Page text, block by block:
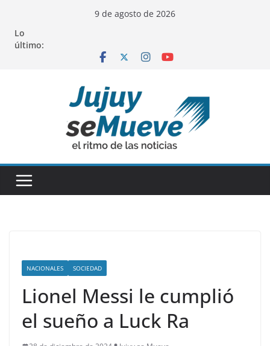
contenido
9 de agosto de 2026
Lo
último:
NACIONALES SOCIEDAD
Lionel Messi le cumplió
el sueño a Luck Ra